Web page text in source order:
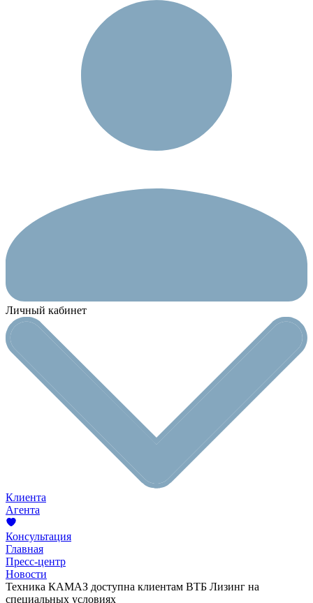
Личный кабинет
Клиента
Агента
Консультация
Главная
Пресс-центр
Новости
Техника КАМАЗ доступна клиентам ВТБ Лизинг на
специальных условиях